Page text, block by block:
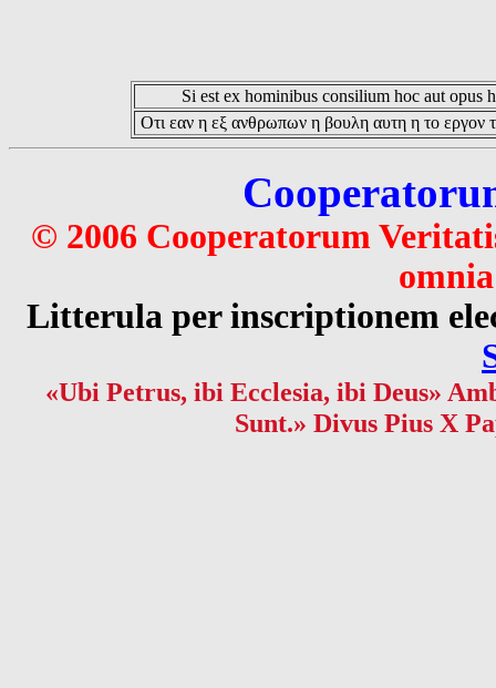
Si est ex hominibus consilium hoc aut opus
Οτι εαν η εξ ανθρωπων η βουλη αυτη η το εργον
© 2006 Cooperatorum
Litterula per inscriptionem
«Ubi Petrus, ibi Ecclesia, ibi Deus»
Sunt.» Divus Pius X